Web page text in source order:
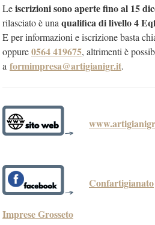
Leiscrizioni sono aperte fino al 15
rilasciato è una qualifica di livello 4
E per informazioni e iscrizione basta
oppure0564 419675, altrimenti è
a formimpresa@artigianigr.it.
Confartigianato
Imprese Grosseto